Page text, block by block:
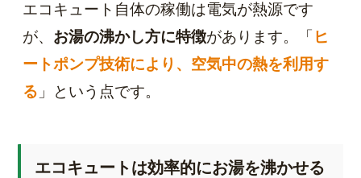
エコキュート自体の稼働は電気が熱源です
が、 お湯の沸かし方に特徴があります。「 ヒ
ートポンプ技術により、空気中の熱を利用す
る 」という点です。
エコキュートは効率的にお湯を沸かせる